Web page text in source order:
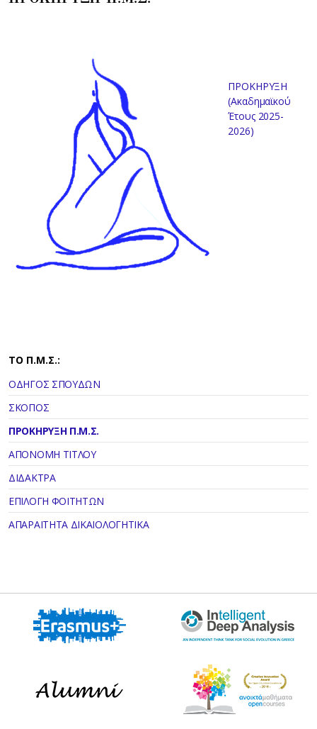
ΠΡΟΚΗΡΥΞΗ
(Ακαδημαϊκού
Έτους 2025-
2026)
TΟ Π.Μ.Σ.:
ΟΔΗΓΟΣ ΣΠΟΥΔΩΝ
ΣΚΟΠΟΣ
ΠΡΟΚΗΡΥΞΗ Π.Μ.Σ.
ΑΠΟΝΟΜΗ ΤΙΤΛΟΥ
ΔΙΔΑΚΤΡΑ
ΕΠΙΛΟΓΗ ΦΟΙΤΗΤΩΝ
ΑΠΑΡΑΙΤΗΤΑ ΔΙΚΑΙΟΛΟΓΗΤΙΚΑ